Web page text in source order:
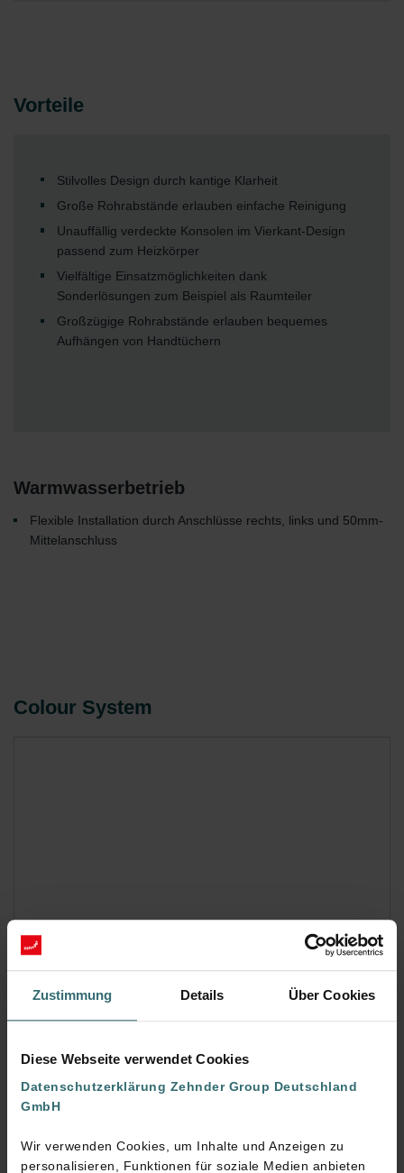
Zustimmung Details Über Cookies
Diese Webseite verwendet Cookies
Datenschutzerklärung Zehnder Group Deutschland
GmbH
Wir verwenden Cookies, um Inhalte und Anzeigen zu
personalisieren, Funktionen für soziale Medien anbieten
Vorteile
Stilvolles Design durch kantige Klarheit
Große Rohrabstände erlauben einfache Reinigung
Unauffällig verdeckte Konsolen im Vierkant-Design
passend zum Heizkörper
Vielfältige Einsatzmöglichkeiten dank
Sonderlösungen zum Beispiel als Raumteiler
Großzügige Rohrabstände erlauben bequemes
Aufhängen von Handtüchern
Warmwasserbetrieb
Flexible Installation durch Anschlüsse rechts, links und 50mm-
Mittelanschluss
Colour System